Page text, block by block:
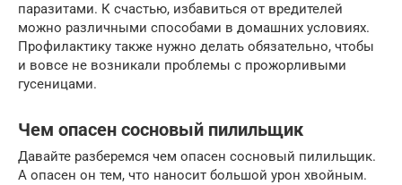
паразитами. К счастью, избавиться от вредителей
можно различными способами в домашних условиях.
Профилактику также нужно делать обязательно, чтобы
и вовсе не возникали проблемы с прожорливыми
гусеницами.
Чем опасен сосновый пилильщик
Давайте разберемся чем опасен сосновый пилильщик.
А опасен он тем, что наносит большой урон хвойным.